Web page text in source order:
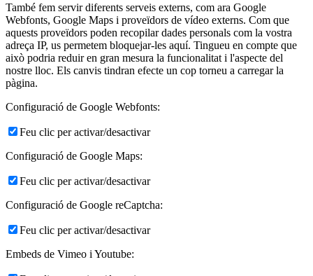
També fem servir diferents serveis externs, com ara Google
Webfonts, Google Maps i proveïdors de vídeo externs. Com que
aquests proveïdors poden recopilar dades personals com la vostra
adreça IP, us permetem bloquejar-les aquí. Tingueu en compte que
això podria reduir en gran mesura la funcionalitat i l'aspecte del
nostre lloc. Els canvis tindran efecte un cop torneu a carregar la
pàgina.
Configuració de Google Webfonts:
Feu clic per activar/desactivar
Configuració de Google Maps:
Feu clic per activar/desactivar
Configuració de Google reCaptcha:
Feu clic per activar/desactivar
Embeds de Vimeo i Youtube: